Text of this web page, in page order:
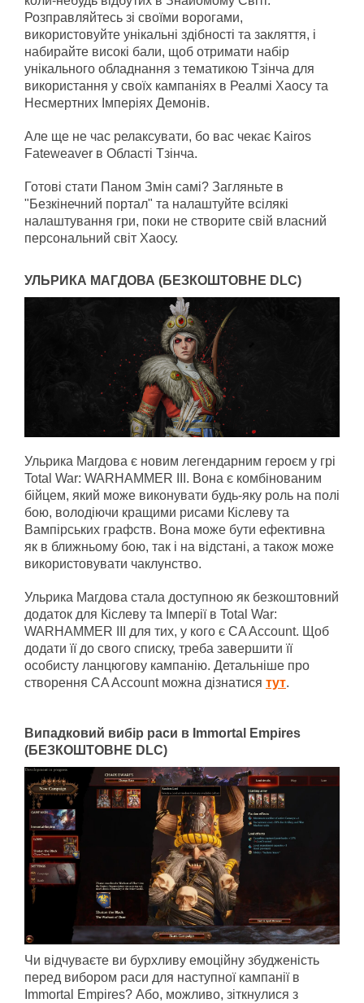
Розправляйтесь зі своїми ворогами,
використовуйте унікальні здібності та закляття, і
набирайте високі бали, щоб отримати набір
унікального обладнання з тематикою Тзінча для
використання у своїх кампаніях в Реалмі Хаосу та
Несмертних Імперіях Демонів.
Але ще не час релаксувати, бо вас чекає Kairos
Fateweaver в Області Тзінча.
Готові стати Паном Змін самі? Загляньте в
"Безкінечний портал" та налаштуйте всілякі
налаштування гри, поки не створите свій власний
персональний світ Хаосу.
УЛЬРИКА МАГДОВА (БЕЗКОШТОВНЕ DLC)
Ульрика Магдова є новим легендарним героєм у грі
Total War: WARHAMMER III. Вона є комбінованим
бійцем, який може виконувати будь-яку роль на полі
бою, володіючи кращими рисами Кіслеву та
Вампірських графств. Вона може бути ефективна
як в ближньому бою, так і на відстані, а також може
використовувати чаклунство.
Ульрика Магдова стала доступною як безкоштовний
додаток для Кіслеву та Імперії в Total War:
WARHAMMER III для тих, у кого є CA Account. Щоб
додати її до свого списку, треба завершити її
особисту ланцюгову кампанію. Детальніше про
створення CA Account можна дізнатися тут.
Випадковий вибір раси в Immortal Empires
(БЕЗКОШТОВНЕ DLC)
Чи відчуваєте ви бурхливу емоційну збудженість
перед вибором раси для наступної кампанії в
Immortal Empires? Або, можливо, зіткнулися з